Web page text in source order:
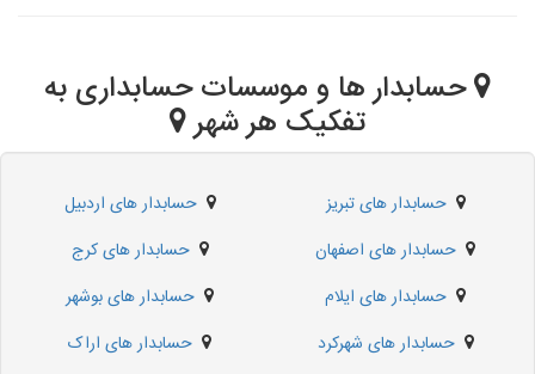
حسابدار ها و موسسات حسابداری به
تفکیک هر شهر
حسابدار های تبریز
حسابدار های اردبیل
حسابدار های اصفهان
حسابدار های کرج
حسابدار های ایلام
حسابدار های بوشهر
حسابدار های شهرکرد
حسابدار های اراک